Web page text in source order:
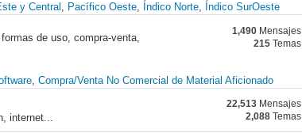
y Central Pacífico Oeste Índico Norte Índico SurOeste
de uso, compra-venta,
1,490 Mensajes
215 Temas
Compra/Venta No Comercial de Material Aficionado
internet...
22,513 Mensajes
2,088 Temas